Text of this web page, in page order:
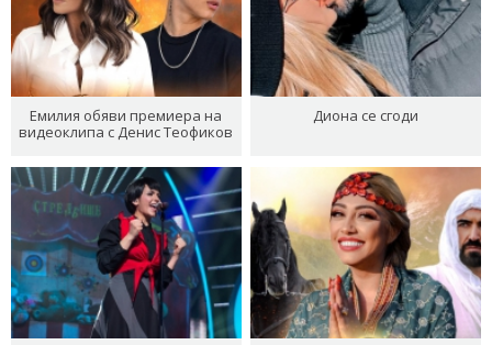
Емилия обяви премиера на
видеоклипа с Денис Теофиков
Диона се сгоди